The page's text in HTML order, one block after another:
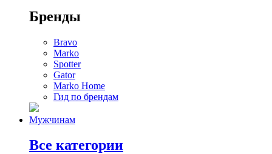
Бренды
Bravo
Marko
Spotter
Gator
Marko Home
Гид по брендам
Мужчинам
Все категории